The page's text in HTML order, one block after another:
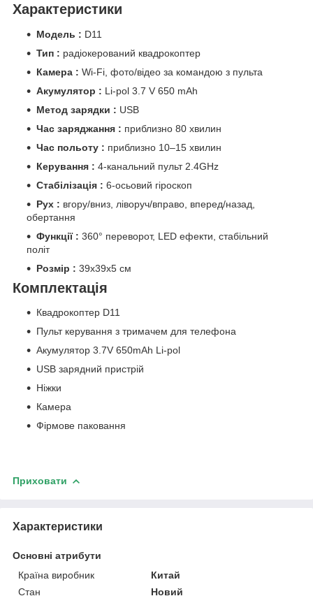
Характеристики
Модель : D11
Тип : радіокерований квадрокоптер
Камера : Wi-Fi, фото/відео за командою з пульта
Акумулятор : Li-pol 3.7 V 650 mAh
Метод зарядки : USB
Час заряджання : приблизно 80 хвилин
Час польоту : приблизно 10–15 хвилин
Керування : 4-канальний пульт 2.4GHz
Стабілізація : 6-осьовий гіроскоп
Рух : вгору/вниз, ліворуч/вправо, вперед/назад,
обертання
Функції : 360° переворот, LED ефекти, стабільний
політ
Розмір : 39х39х5 см
Комплектація
Квадрокоптер D11
Пульт керування з тримачем для телефона
Акумулятор 3.7V 650mAh Li-pol
USB зарядний пристрій
Ніжки
Камера
Фірмове паковання
Приховати
Характеристики
Основні атрибути
Країна виробник
Китай
Стан
Новий